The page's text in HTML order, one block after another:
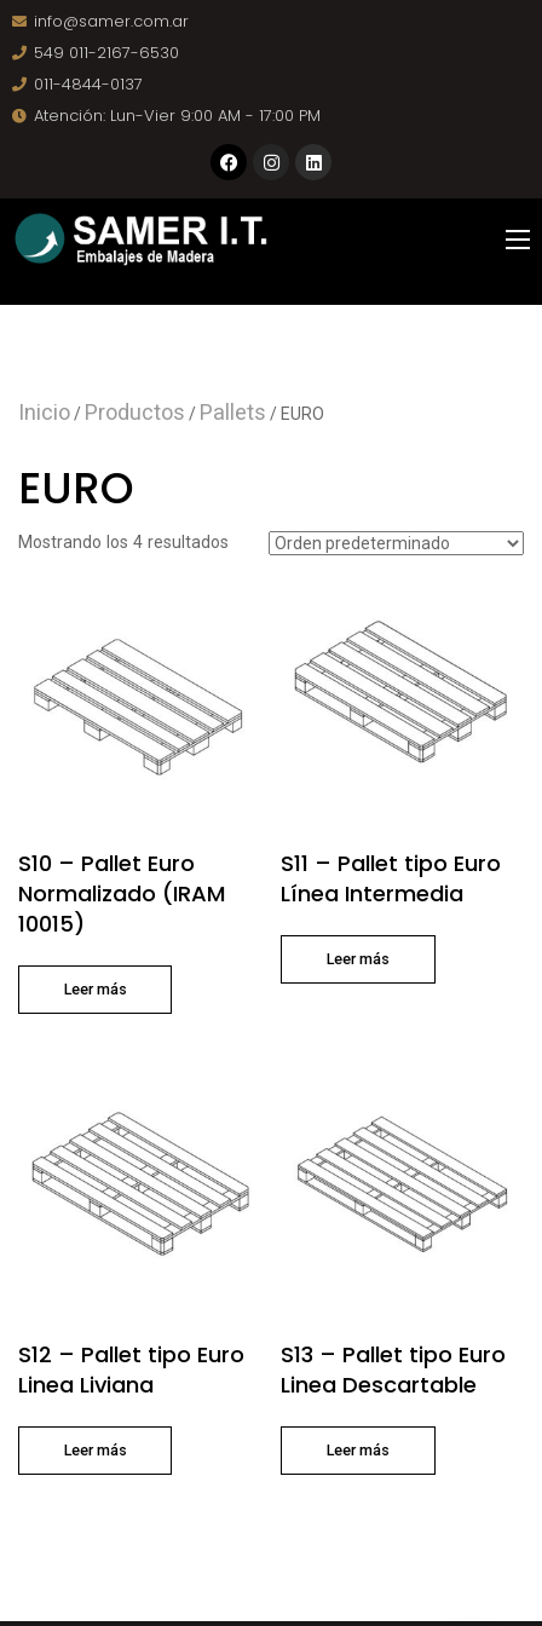
info@samer.com.ar
549 011-2167-6530
011-4844-0137
Atención: Lun-Vier 9:00 AM - 17:00 PM
Inicio/ Productos / Pallets / EURO
EURO
Mostrando los 4 resultados
S10 – Pallet Euro
Normalizado (IRAM
10015)
Leer más
S11 – Pallet tipo Euro
Línea Intermedia
Leer más
S12 – Pallet tipo Euro
Linea Liviana
Leer más
S13 – Pallet tipo Euro
Linea Descartable
Leer más